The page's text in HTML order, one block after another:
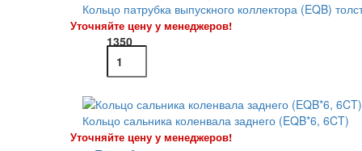
Кольцо патрубка выпускного коллектора (EQB)
Уточняйте цену у менеджеров!
1350
Кольцо сальника коленвала заднего (EQB*6, 6CT)
Уточняйте цену у менеджеров!